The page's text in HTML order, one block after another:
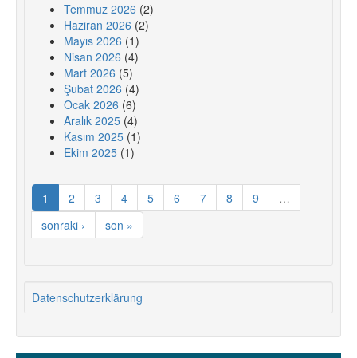
Temmuz 2026 (2)
Haziran 2026 (2)
Mayıs 2026 (1)
Nisan 2026 (4)
Mart 2026 (5)
Şubat 2026 (4)
Ocak 2026 (6)
Aralık 2025 (4)
Kasım 2025 (1)
Ekim 2025 (1)
1 2 3 4 5 6 7 8 9
…
sonraki ›
son »
Datenschutzerklärung